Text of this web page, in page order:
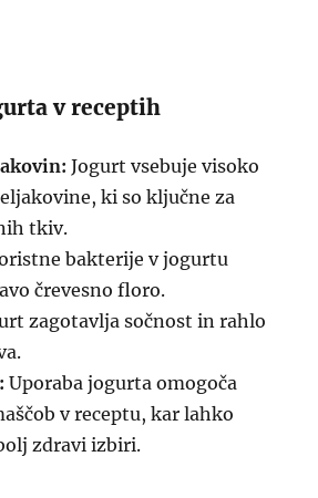
v receptih
Jogurt vsebuje visoko
ki so ključne za
tkiv.
bakterije v jogurtu
črevesno floro.
zagotavlja sočnost in rahlo
Uporaba jogurta omogoča
v receptu, kar lahko
zdravi izbiri.